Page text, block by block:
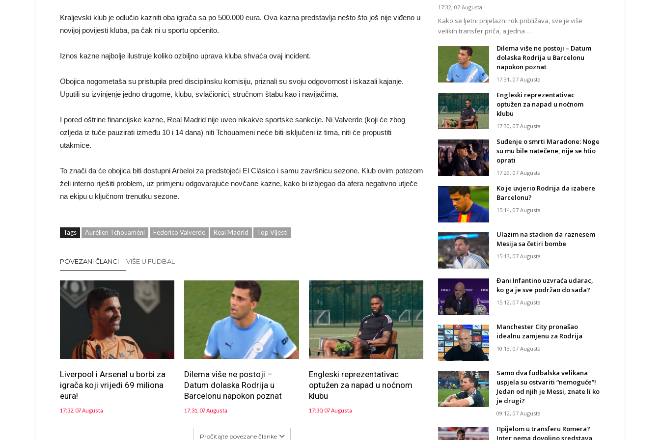
Kraljevski klub je odlučio kazniti oba igrača sa po 500.000 eura. Ova kazna predstavlja nešto što još nije viđeno u
novijoj povijesti kluba, pa čak ni u sportu općenito.
Iznos kazne najbolje ilustruje koliko ozbiljno uprava kluba shvaća ovaj incident.
Obojica nogometaša su pristupila pred disciplinsku komisiju, priznali su svoju odgovornost i iskazali kajanje.
Uputili su izvinjenje jedno drugome, klubu, svlačionici, stručnom štabu kao i navijačima.
I pored oštrine financijske kazne, Real Madrid nije uveo nikakve sportske sankcije. Ni Valverde (koji će zbog
ozljeda iz tuče pauzirati između 10 i 14 dana) niti Tchouameni neće biti isključeni iz tima, niti će propustiti
utakmice.
To znači da će obojica biti dostupni Arbeloi za predstojeći El Clásico i samu završnicu sezone. Klub ovim potezom
želi interno riješiti problem, uz primjenu odgovarajuće novčane kazne, kako bi izbjegao da afera negativno utječe
na ekipu u ključnom trenutku sezone.
Tags Aurélien Tchouaméni Federico Valverde Real Madrid Top Vijesti
POVEZANI ČLANCI VIŠE U FUDBAL
Liverpool i Arsenal u borbi za
igrača koji vrijedi 69 miliona
eura!
17:32, 07 Augusta
Dilema više ne postoji –
Datum dolaska Rodrija u
Barcelonu napokon poznat
17:31, 07 Augusta
Engleski reprezentativac
optužen za napad u noćnom
klubu
17:30, 07 Augusta
Pročitajte povezane članke
17:32, 07 Augusta
Kako se ljetni prijelazni rok približava, sve je više
velikih transfer priča, a jedna …
Dilema više ne postoji – Datum
dolaska Rodrija u Barcelonu
napokon poznat
17:31, 07 Augusta
Engleski reprezentativac
optužen za napad u noćnom
klubu
17:30, 07 Augusta
Suđenje o smrti Maradone: Noge
su mu bile natečene, nije se htio
oprati
17:29, 07 Augusta
Ko je uvjerio Rodrija da izabere
Barcelonu?
15:14, 07 Augusta
Ulazim na stadion da raznesem
Mesija sa četiri bombe
15:13, 07 Augusta
Đani Infantino uzvraća udarac,
ko ga je sve podržao do sada?
15:12, 07 Augusta
Manchester City pronašao
idealnu zamjenu za Rodrija
10:13, 07 Augusta
Samo dva fudbalska velikana
uspjela su ostvariti “nemoguće”!
Jedan od njih je Messi, znate li ko
je drugi?
09:12, 07 Augusta
Прijelom u transferu Romera?
Inter nema dovoljno sredstava,